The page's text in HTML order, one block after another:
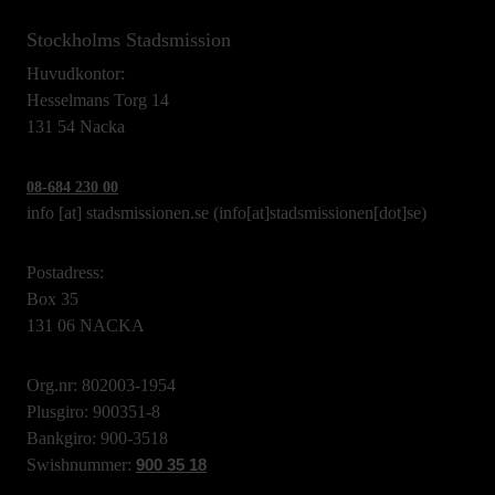
Stockholms Stadsmission
Huvudkontor:
Hesselmans Torg 14
131 54 Nacka
08-684 230 00
info [at] stadsmissionen.se (info[at]stadsmissionen[dot]se)
Postadress:
Box 35
131 06 NACKA
Org.nr: 802003-1954
Plusgiro: 900351-8
Bankgiro: 900-3518
Swishnummer: 900 35 18